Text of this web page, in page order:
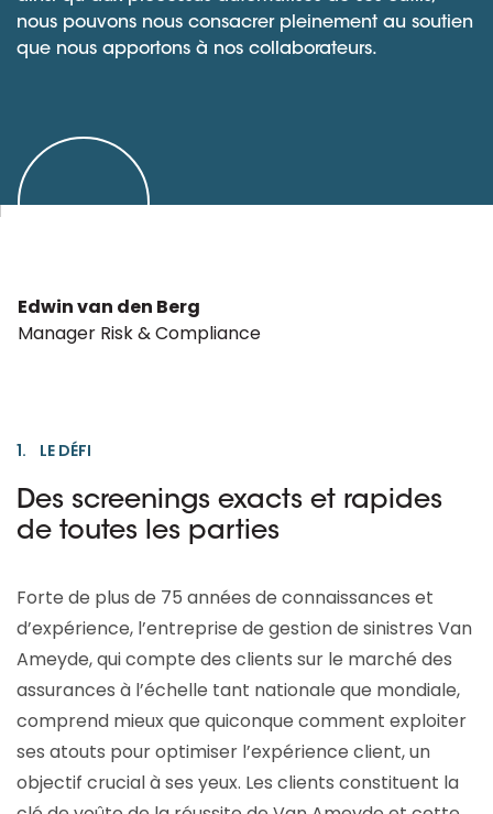
nous pouvons nous consacrer pleinement au soutien
que nous apportons à nos collaborateurs.
Edwin van den Berg
Manager Risk & Compliance
1. LE DÉFI
Des screenings exacts et rapides
de toutes les parties
Forte de plus de 75 années de connaissances et
d’expérience, l’entreprise de gestion de sinistres Van
Ameyde, qui compte des clients sur le marché des
assurances à l’échelle tant nationale que mondiale,
comprend mieux que quiconque comment exploiter
ses atouts pour optimiser l’expérience client, un
objectif crucial à ses yeux. Les clients constituent la